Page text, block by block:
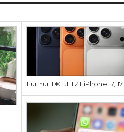
Für nur 1 €: JETZT iPhone 17,